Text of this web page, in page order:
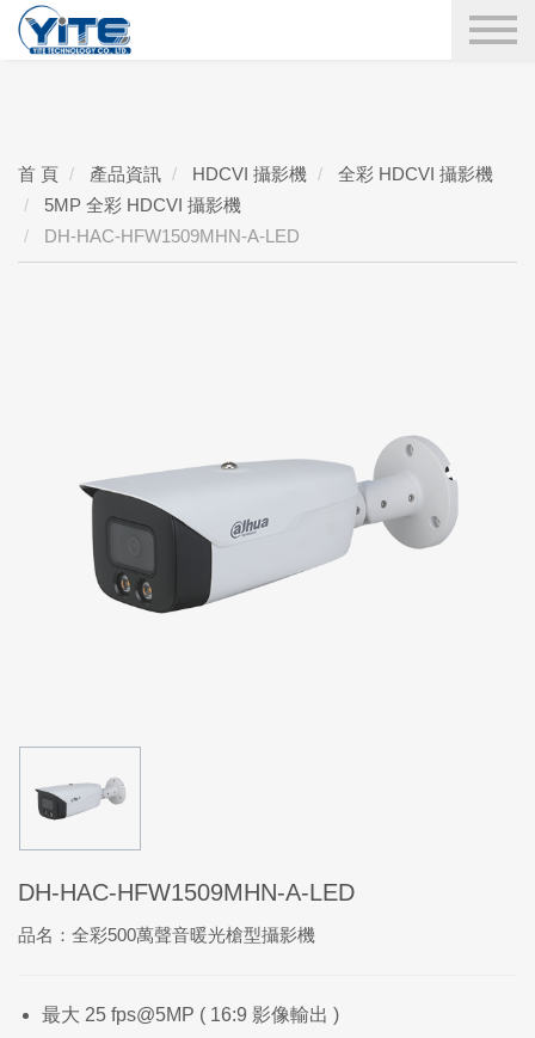
YITE Technology
首 頁 產品資訊 HDCVI 攝影機
全彩 HDCVI 攝影機
5MP 全彩 HDCVI 攝影機
DH-HAC-HFW1509MHN-A-LED
DH-HAC-HFW1509MHN-A-LED
品名：全彩500萬聲音暖光槍型攝影機
最大 25 fps@5MP ( 16:9 影像輸出 )